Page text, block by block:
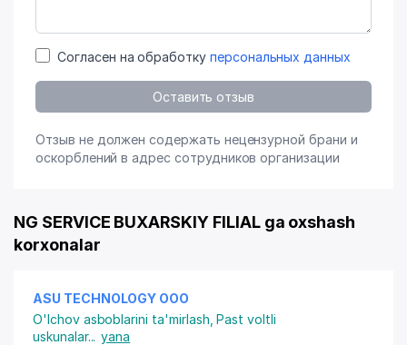
Согласен на обработку персональных данных
Оставить отзыв
Отзыв не должен содержать нецензурной брани и
оскорблений в адрес сотрудников организации
NG SERVICE BUXARSKIY FILIAL ga oxshash
korxonalar
ASU TECHNOLOGY ООО
O'lchov asboblarini ta'mirlash ,Past voltli
uskunalar... yana